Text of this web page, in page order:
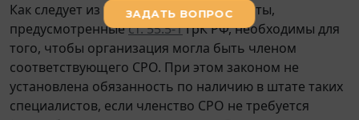
Как следует из норм ГрКРФ, специалисты,
предусмотренныест. 55.5-1ГрК РФ, необходимы для
того, чтобы организация могла быть членом
соответствующего СРО. При этом законом не
установлена обязанность по наличию в штате таких
специалистов, если членство СРО не требуется